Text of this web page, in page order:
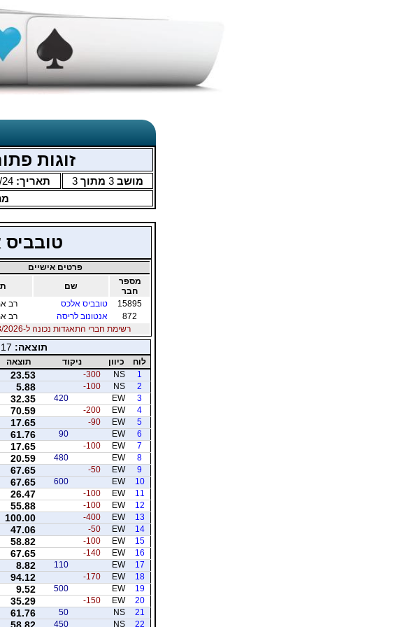
זוגות פתוחה -
מושב 3 מתוך 3 תאריך: 24
טובביס
פרטים אישיים
מספר
חבר
שם
15895
טובביס אלכס רב
872
אנטונוב לריסה רב
רשימת חברי התאגדות נכונה ל-08/08/2026
תוצאה:
לוח כיוון ניקוד תוצאה
1
NS
-300
23.53
2
NS
-100
5.88
3
EW
420
32.35
4
EW
-200
70.59
5
EW
-90
17.65
6
EW
90
61.76
7
EW
-100
17.65
8
EW
480
20.59
9
EW
-50
67.65
10
EW
600
67.65
11
EW
-100
26.47
12
EW
-100
55.88
13
EW
-400
100.00
14
EW
-50
47.06
15
EW
-100
58.82
16
EW
-140
67.65
17
EW
110
8.82
18
EW
-170
94.12
19
EW
500
9.52
20
EW
-150
35.29
21
NS
50
61.76
22
NS
450
58.82